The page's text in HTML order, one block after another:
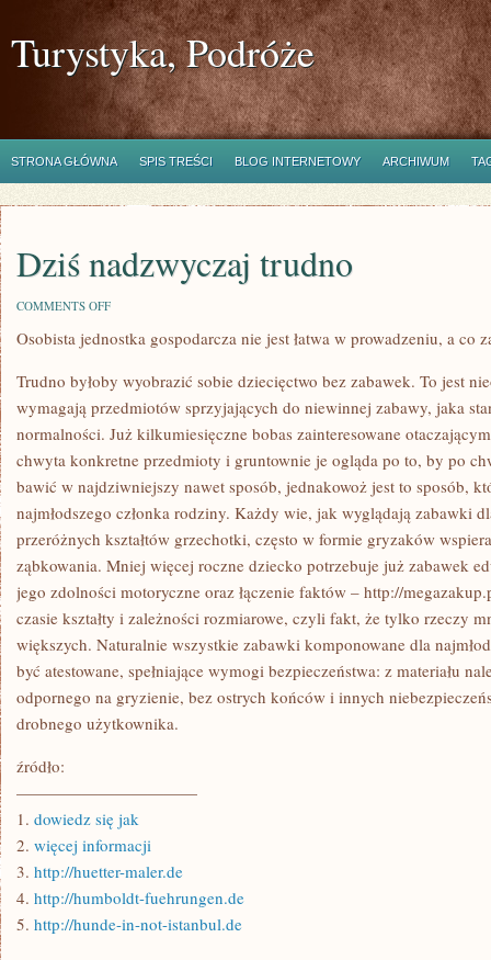
Turystyka, Podróże
STRONA GŁÓWNA SPIS TREŚCI BLOG INTERNETOWY ARCHIWUM
Dziś nadzwyczaj trudno
COMMENTS OFFON
NADZWYCZAJ
Osobista jednostka gospodarcza nie jest łatwa w prowadzeniu, a co
Trudno byłoby wyobrazić sobie dziecięctwo bez zabawek. To jest
wymagają przedmiotów sprzyjających do niewinnej zabawy, jaka
normalności. Już kilkumiesięczne bobas zainteresowane
chwyta konkretne przedmioty i gruntownie je ogląda po to, by po
bawić w najdziwniejszy nawet sposób, jednakowoż jest to sposób,
najmłodszego członka rodziny. Każdy wie, jak wyglądają zabawki
przeróżnych kształtów grzechotki, często w formie gryzaków
ząbkowania. Mniej więcej roczne dziecko potrzebuje już zabawek
jego zdolności motoryczne oraz łączenie faktów – http://
czasie kształty i zależności rozmiarowe, czyli fakt, że tylko rzeczy
większych. Naturalnie wszystkie zabawki komponowane dla
być atestowane, spełniające wymogi bezpieczeństwa: z materiału
odpornego na gryzienie, bez ostrych końców i innych
drobnego użytkownika.
źródło:
———————————
1. dowiedz się jak
2. więcej informacji
3. http://huetter-maler.de
4. http://humboldt-fuehrungen.de
5. http://hunde-in-not-istanbul.de